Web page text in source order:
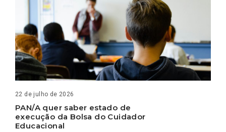
22 de julho de 2026
PAN/A quer saber estado de
execução da Bolsa do Cuidador
Educacional